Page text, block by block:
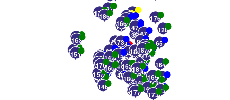
12
3
4
56
7
89
10
11
12
13
14
1516
17
18
19
20
21
22
23
24
25
26
27
28
29 30
31
32
33 34
35
36
37
39
40
41
42
43
44
45
46
47
48
49
50
51
52
55
56
57
60
61
62
63
64
65
66
67
68
69
70
72
73
74
77
78
80
83
84
86
90
91
92
94
95
96
97
99
100
101
102103
105107
110
111
113
115
116
120
121
122
123
127
128
129
135
136
137
139
140
141
142
143
145
146 147
148
149
150
151
152
153
155
156
157
158
160 162
163
164
166
169
170
173
174
175
176
177
178
180
181
182183
186
187